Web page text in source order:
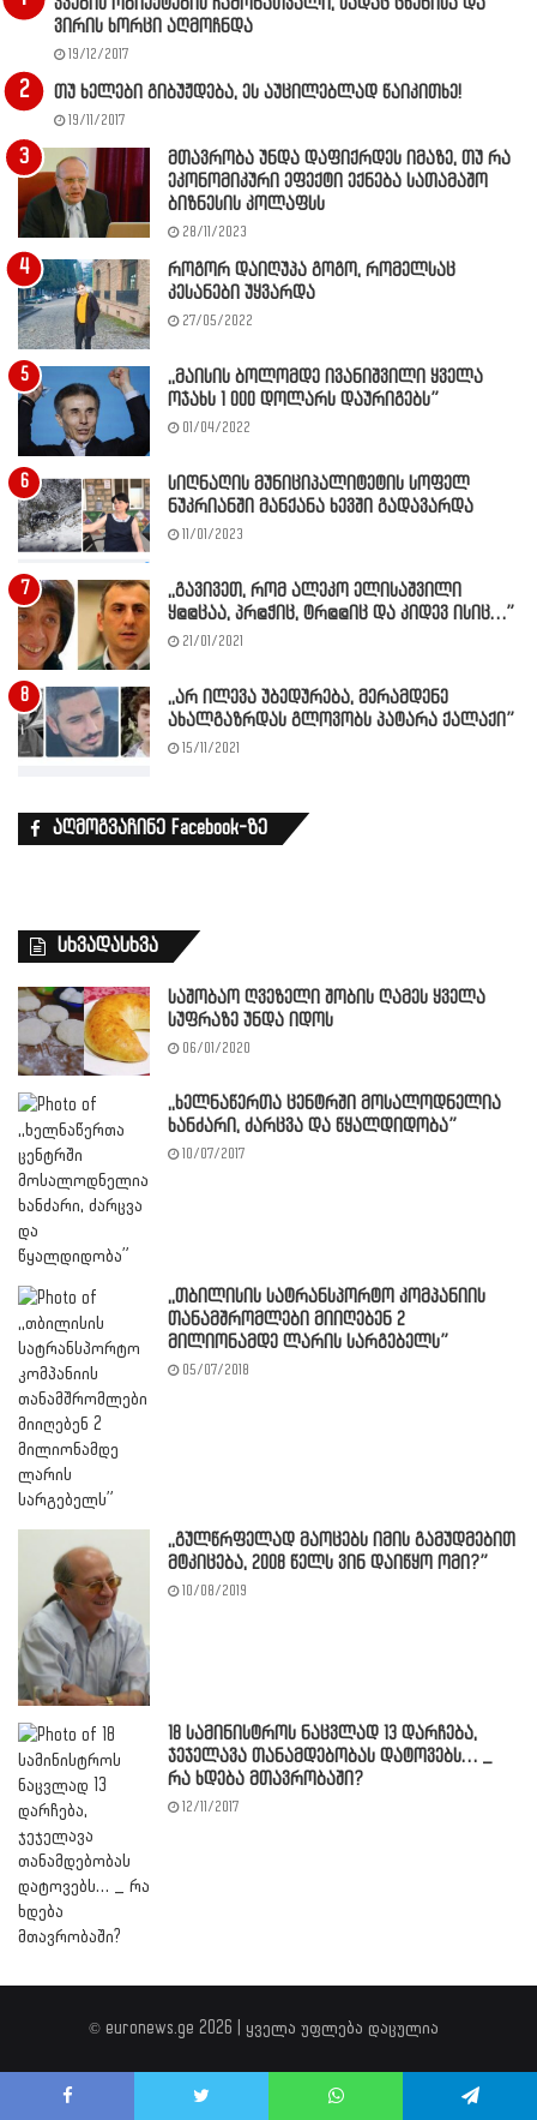
კვების ობიექტების ჩამონათვალი, სადაც ცხენისა და
ვირის ხორცი აღმოჩნდა
19/12/2017
თუ ხელები გიბუჟდება, ეს აუცილებლად წაიკითხე!
19/11/2017
მთავრობა უნდა დაფიქრდეს იმაზე, თუ რა
ეკონომიკური ეფექტი ექნება სათამაშო
ბიზნესის კოლაფსს
28/11/2023
როგორ დაიღუპა გოგო, რომელსაც
კესანები უყვარდა
27/05/2022
,,მაისის ბოლომდე ივანიშვილი ყველა
ოჯახს 1 000 დოლარს დაურიგებს”
01/04/2022
სიღნაღის მუნიციპალიტეტის სოფელ
ნუკრიანში მანქანა ხევში გადავარდა
11/01/2023
,,გავივეთ, რომ ალეკო ელისაშვილი
ყ@@ცაა, პრ@ჭიც, ტრ@@იც და კიდევ ისიც…”
21/01/2021
,,არ ილევა უბედურება, მერამდენე
ახალგაზრდას გლოვობს პატარა ქალაქი”
15/11/2021
აღმოგვაჩინე Facebook-ზე
სხვადასხვა
საშობაო ღვეზელი შობის ღამეს ყველა
სუფრაზე უნდა იდოს
06/01/2020
,,ხელნაწერთა ცენტრში მოსალოდნელია
ხანძარი, ძარცვა და წყალდიდობა”
10/07/2017
,,თბილისის სატრანსპორტო კომპანიის
თანამშრომლები მიიღებენ 2
მილიონამდე ლარის სარგებელს”
05/07/2018
,,გულწრფელად მაოცებს იმის გამუდმებით
მტკიცება, 2008 წელს ვინ დაიწყო ომი?”
10/08/2019
18 სამინისტროს ნაცვლად 13 დარჩება,
ჯეჯელავა თანამდებობას დატოვებს… _
რა ხდება მთავრობაში?
12/11/2017
© euronews.ge 2026 | ყველა უფლება დაცულია